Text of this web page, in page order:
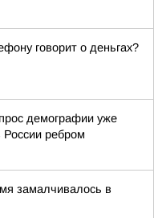
говорит о деньгах?
демографии уже
России ребром
замалчивалось в